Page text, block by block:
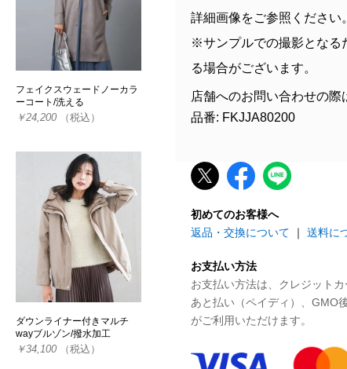
フェイクスウェードノーカラ
ーコート/洗える
￥24,200 （税込）
ダウンライナー付きマルチ
wayブルゾン/撥水加工
￥34,100 （税込）
詳細画像をご参照ください。
※サンプルでの撮影となる
る場合がございます。
店舗へのお問い合わせの際
品番: FKJJA80200
初めてのお客様へ
返品・交換について ｜ 送料に
お支払い方法
お支払い方法は、クレジットカ
あと払い（ペイディ）、GMO
がご利用いただけます。